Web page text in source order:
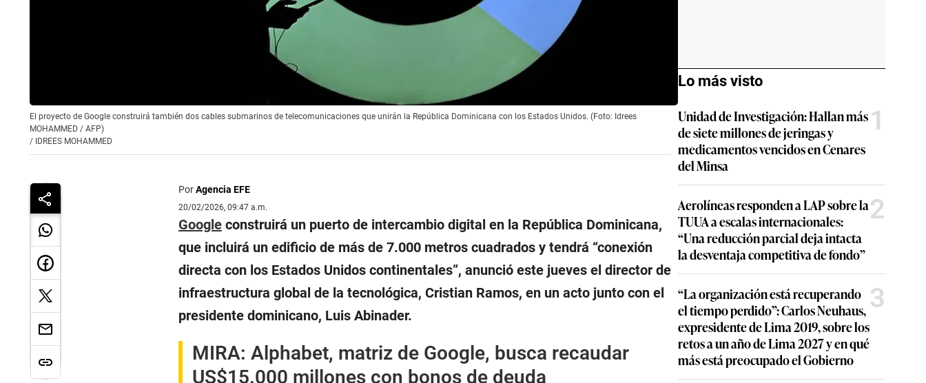
El proyecto de Google construirá también dos cables submarinos de telecomunicaciones que unirán la República Dominicana con los Estados Unidos. (Foto: Idrees
MOHAMMED / AFP)
/ IDREES MOHAMMED
PorAgencia EFE
20/02/2026, 09:47 a.m.
Googleconstruirá un puerto de intercambio digital en la República Dominicana,
que incluirá un edificio de más de 7.000 metros cuadrados y tendrá “conexión
directa con los Estados Unidos continentales”, anunció este jueves el director de
infraestructura global de la tecnológica, Cristian Ramos, en un acto junto con el
presidente dominicano, Luis Abinader.
MIRA: Alphabet, matriz de Google, busca recaudar
US$15.000 millones con bonos de deuda
Lo más visto
Unidad de Investigación: Hallan más
de siete millones de jeringas y
medicamentos vencidos en Cenares
del Minsa
1
Aerolíneas responden a LAP sobre la
TUUA a escalas internacionales:
“Una reducción parcial deja intacta
la desventaja competitiva de fondo”
2
“La organización está recuperando
el tiempo perdido”: Carlos Neuhaus,
expresidente de Lima 2019, sobre los
retos a un año de Lima 2027 y en qué
más está preocupado el Gobierno
3